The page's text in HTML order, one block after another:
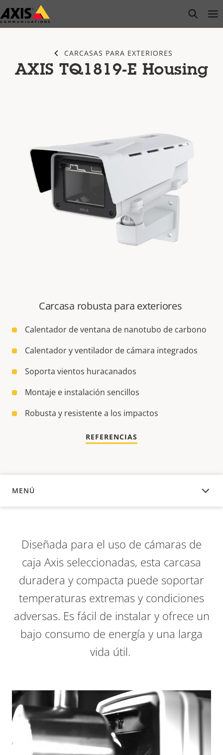
Saltar
al
open
CARCASAS PARA EXTERIORES
AXIS TQ1819-E Housing
Carcasa robusta para exteriores
Calentador de ventana de nanotubo de carbono
Calentador y ventilador de cámara integrados
Soporta vientos huracanados
Montaje e instalación sencillos
Robusta y resistente a los impactos
REFERENCIAS
MENÚ
DESCRIPCIÓN
Diseñada para el uso de cámaras de
caja Axis seleccionadas, esta carcasa
duradera y compacta puede soportar
temperaturas extremas y condiciones
adversas. Es fácil de instalar y ofrece un
bajo consumo de energía y una larga
vida útil.